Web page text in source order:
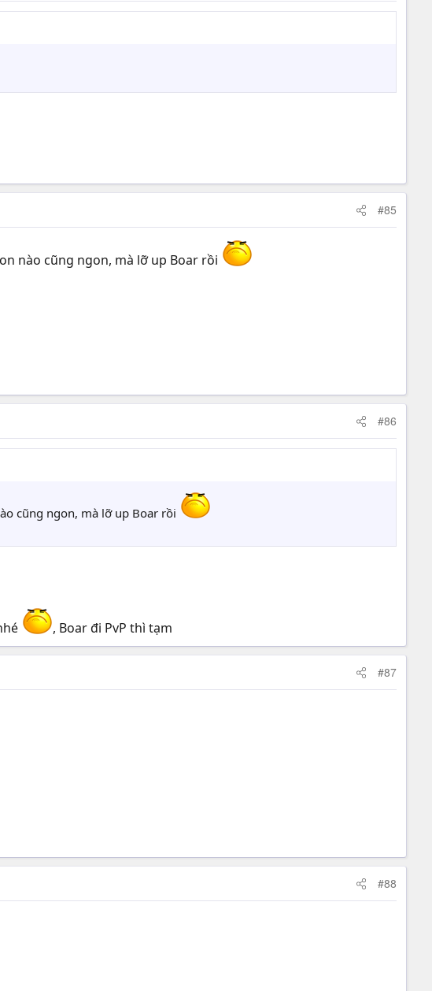
#85
nào cũng ngon, mà lỡ up Boar rồi
#86
cũng ngon, mà lỡ up Boar rồi
, Boar đi PvP thì tạm
#87
#88